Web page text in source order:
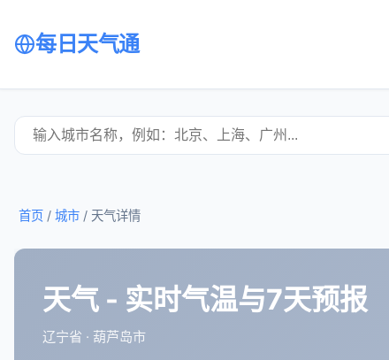
每日天气通
首页 / 城市 / 天气详情
天气 - 实时气温与7天预报
辽宁省 · 葫芦岛市